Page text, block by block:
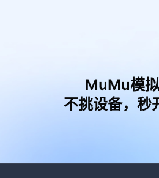
MuMu模拟
不挑设备，秒